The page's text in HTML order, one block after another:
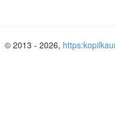
© 2013 - 2026,